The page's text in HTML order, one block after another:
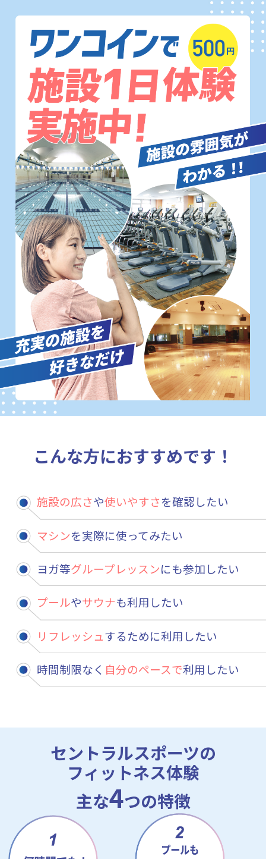
こんな方におすすめです！
施設の広さや使いやすさを確認したい
マシンを実際に使ってみたい
ヨガ等グループレッスンにも参加したい
プールやサウナも利用したい
リフレッシュするために利用したい
時間制限なく 自分のペースで利用したい
セントラルスポーツの
フィットネス体験
主な4つの特徴